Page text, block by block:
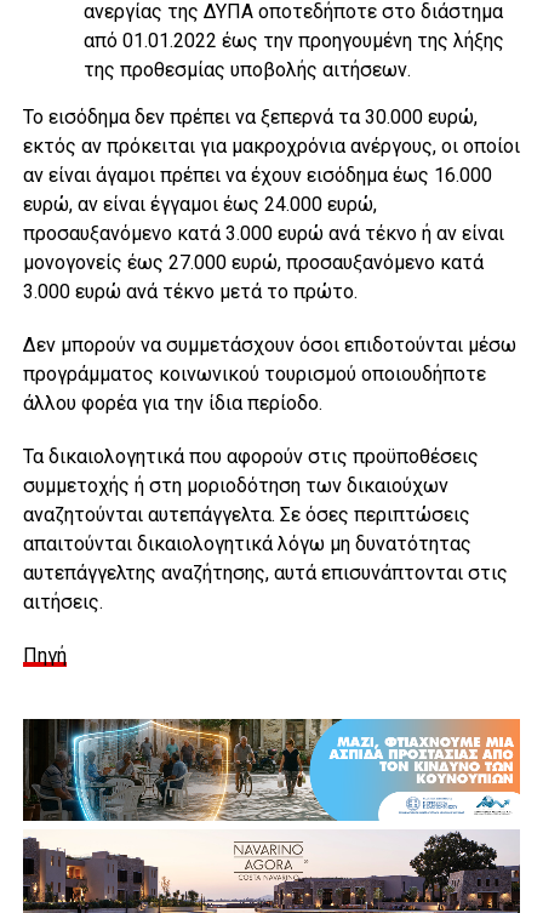
ανεργίας της ΔΥΠΑ οποτεδήποτε στο διάστημα
από 01.01.2022 έως την προηγουμένη της λήξης
της προθεσμίας υποβολής αιτήσεων.
Το εισόδημα δεν πρέπει να ξεπερνά τα 30.000 ευρώ,
εκτός αν πρόκειται για μακροχρόνια ανέργους, οι οποίοι
αν είναι άγαμοι πρέπει να έχουν εισόδημα έως 16.000
ευρώ, αν είναι έγγαμοι έως 24.000 ευρώ,
προσαυξανόμενο κατά 3.000 ευρώ ανά τέκνο ή αν είναι
μονογονείς έως 27.000 ευρώ, προσαυξανόμενο κατά
3.000 ευρώ ανά τέκνο μετά το πρώτο.
Δεν μπορούν να συμμετάσχουν όσοι επιδοτούνται μέσω
προγράμματος κοινωνικού τουρισμού οποιουδήποτε
άλλου φορέα για την ίδια περίοδο.
Τα δικαιολογητικά που αφορούν στις προϋποθέσεις
συμμετοχής ή στη μοριοδότηση των δικαιούχων
αναζητούνται αυτεπάγγελτα. Σε όσες περιπτώσεις
απαιτούνται δικαιολογητικά λόγω μη δυνατότητας
αυτεπάγγελτης αναζήτησης, αυτά επισυνάπτονται στις
αιτήσεις.
Πηγή